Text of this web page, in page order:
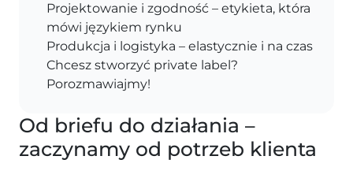
Projektowanie i zgodność – etykieta, która
mówi językiem rynku
Produkcja i logistyka – elastycznie i na czas
Chcesz stworzyć private label?
Porozmawiajmy!
Od briefu do działania –
zaczynamy od potrzeb klienta